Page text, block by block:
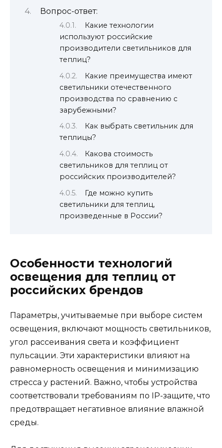
Вопрос-ответ:
Какие технологии
используют российские
производители светильников для
теплиц?
Какие преимущества имеют
светильники отечественного
производства по сравнению с
зарубежными?
Как выбрать светильник для
теплицы?
Какова стоимость
светильников для теплиц от
российских производителей?
Где можно купить
светильники для теплиц,
произведенные в России?
Особенности технологий
освещения для теплиц от
российских брендов
Параметры, учитываемые при выборе систем
освещения, включают мощность светильников,
угол рассеивания света и коэффициент
пульсации. Эти характеристики влияют на
равномерность освещения и минимизацию
стресса у растений. Важно, чтобы устройства
соответствовали требованиям по IP-защите, что
предотвращает негативное влияние влажной
среды.